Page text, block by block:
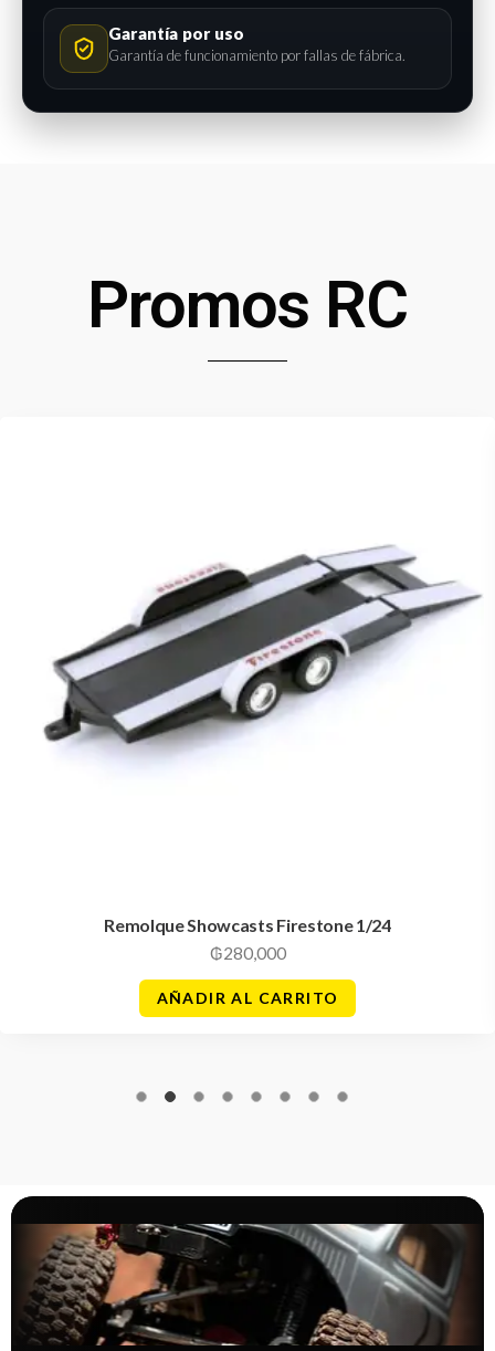
Garantía por uso
Garantía de funcionamiento por fallas de fábrica.
Promos RC
Remolque Showcasts Firestone 1/24
₲280,000
AÑADIR AL CARRITO